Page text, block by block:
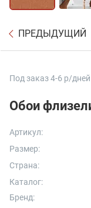
ПРЕДЫДУЩИЙ
Под заказ 4-6 р/дней
Обои
Артикул:
Размер:
Страна:
Каталог:
Бренд: